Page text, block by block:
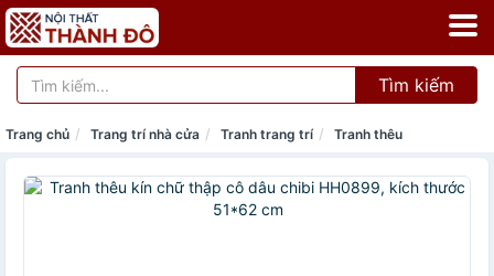
Tìm kiếm
Trang chủ Trang trí nhà cửa Tranh trang trí Tranh thêu